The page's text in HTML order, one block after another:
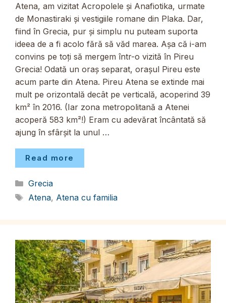
Atena, am vizitat Acropolele și Anafiotika, urmate
de Monastiraki și vestigiile romane din Plaka. Dar,
fiind în Grecia, pur și simplu nu puteam suporta
ideea de a fi acolo fără să văd marea. Așa că i-am
convins pe toți să mergem într-o vizită în Pireu
Grecia! Odată un oraș separat, orașul Pireu este
acum parte din Atena. Pireu Atena se extinde mai
mult pe orizontală decât pe verticală, acoperind 39
km² în 2016. (Iar zona metropolitană a Atenei
acoperă 583 km²!) Eram cu adevărat încântată să
ajung în sfârșit la unul …
Read more
Categorii
Grecia
Etichete
Atena, Atena cu familia